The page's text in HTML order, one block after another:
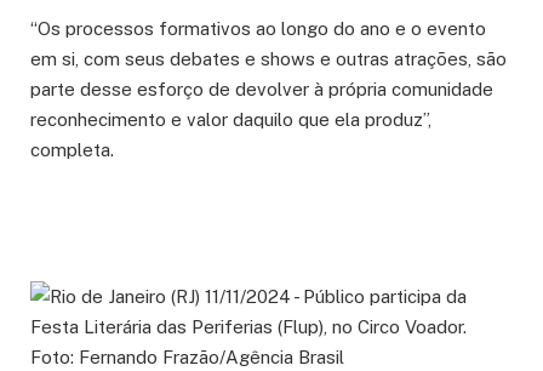
“Os processos formativos ao longo do ano e o evento
em si, com seus debates e shows e outras atrações, são
parte desse esforço de devolver à própria comunidade
reconhecimento e valor daquilo que ela produz”,
completa.